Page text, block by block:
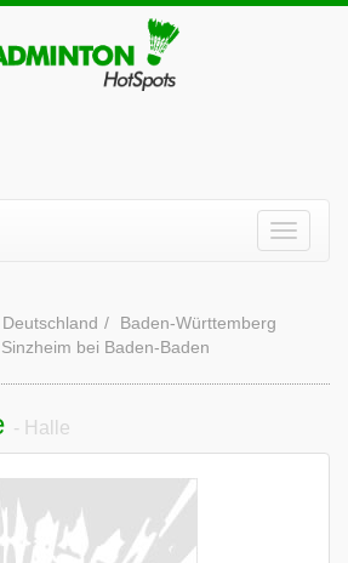
Deutschland
Baden-Württemberg
Sinzheim bei Baden-Baden
- Halle